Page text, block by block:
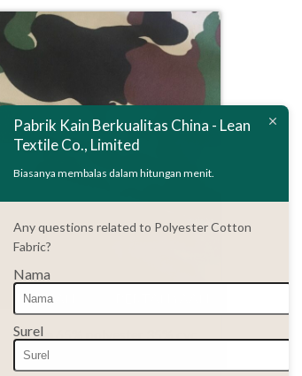
RINCIAN
Cotton 65% polyester 35% cvc
camouflage printed fabric
Pabrik Kain Berkualitas China - Lean
Textile Co., Limited
Biasanya membalas dalam hitungan menit.
Any questions related to Polyester Cotton
Fabric?
Nama
Surel